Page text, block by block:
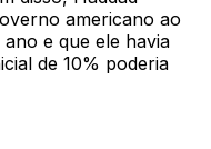
americano ao
e que ele havia
de 10% poderia